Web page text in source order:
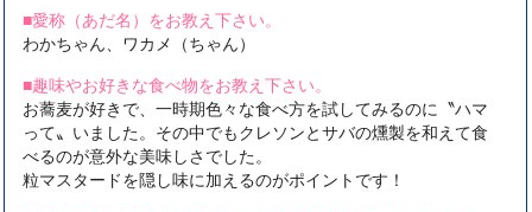
■愛称（あだ名）をお教え下さい。
わかちゃん、ワカメ（ちゃん）
■趣味やお好きな食べ物をお教え下さい。
お蕎麦が好きで、一時期色々な食べ方を試してみるのに〝ハマ
って〟いました。その中でもクレソンとサバの燻製を和えて食
べるのが意外な美味しさでした。
粒マスタードを隠し味に加えるのがポイントです！